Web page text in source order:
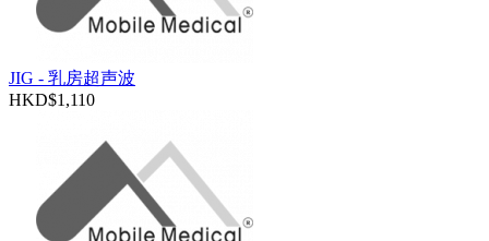
JIG - 乳房超声波
HKD$1,110